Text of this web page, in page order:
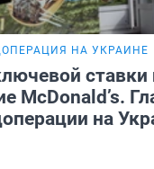
НА УКРАИНЕ
ставки
McDonald’s.
на